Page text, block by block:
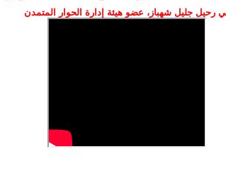
رحيل جليل شهباز، عضو هيئة إدارة الحوار المتمدن